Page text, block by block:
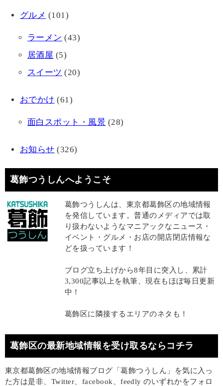
グルメ (101)
ラーメン (43)
居酒屋 (5)
スイーツ (20)
おでかけ (61)
面白スポット・風景 (28)
お知らせ (326)
葛飾つうしんへようこそ
葛飾つうしんは、東京都葛飾区の地域情報
を発信しています。普通のメディアでは取
り扱わないようなマニアックなニュース・
イベント・グルメ・お店の開店閉店情報な
どを扱っています！
ブログ立ち上げから8年目に突入し、累計
3,300記事以上を執筆、現在もほぼ毎日更新
中！
葛飾区に隣接するエリアのネタも！
葛飾区の最新地域情報を受け取るならコチラ
東京都葛飾区の地域情報ブログ「葛飾つうしん」を気に入っ
た方は是非、Twitter、facebook、feedly のいずれかをフォロ